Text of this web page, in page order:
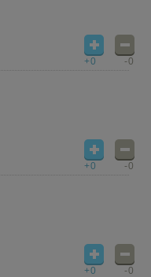
+0 -0
+0 -0
+0 -0